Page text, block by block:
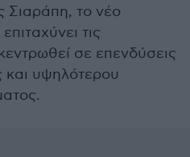
Σιαράπη, το νέο
τις
σε επενδύσεις
και υψηλότερου